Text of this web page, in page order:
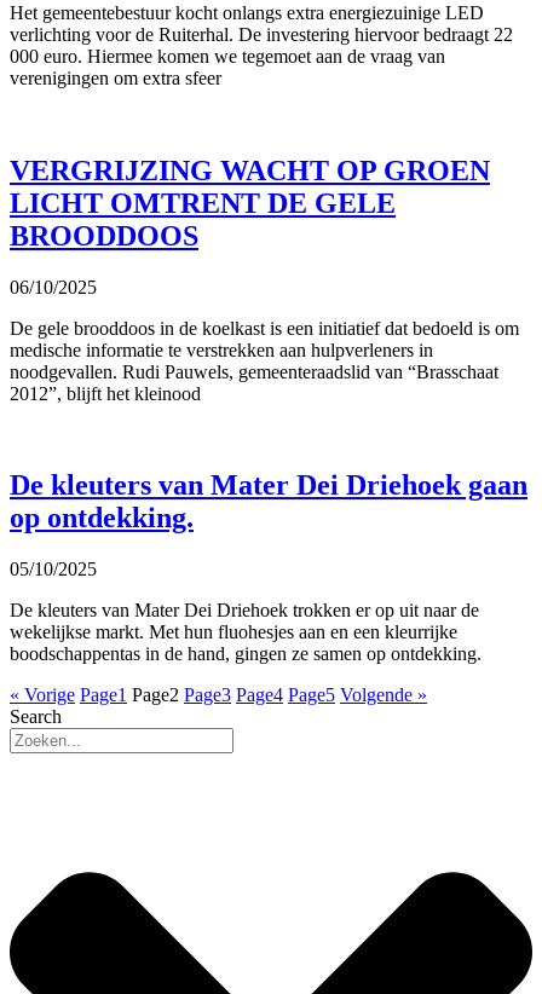
Het gemeentebestuur kocht onlangs extra energiezuinige LED
verlichting voor de Ruiterhal. De investering hiervoor bedraagt 22
000 euro. Hiermee komen we tegemoet aan de vraag van
verenigingen om extra sfeer
VERGRIJZING WACHT OP GROEN
LICHT OMTRENT DE GELE
BROODDOOS
06/10/2025
De gele brooddoos in de koelkast is een initiatief dat bedoeld is om
medische informatie te verstrekken aan hulpverleners in
noodgevallen. Rudi Pauwels, gemeenteraadslid van “Brasschaat
2012”, blijft het kleinood
De kleuters van Mater Dei Driehoek gaan
op ontdekking.
05/10/2025
De kleuters van Mater Dei Driehoek trokken er op uit naar de
wekelijkse markt. Met hun fluohesjes aan en een kleurrijke
boodschappentas in de hand, gingen ze samen op ontdekking.
« Vorige Page1 Page2 Page3 Page4 Page5 Volgende »
Search